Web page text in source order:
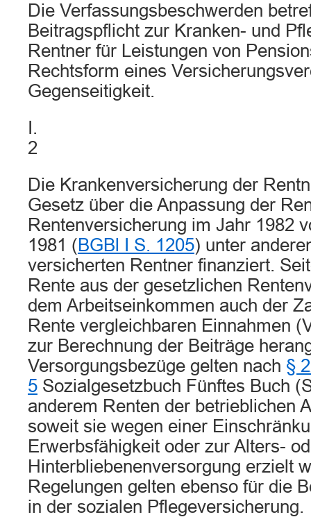
Die Verfassungsbeschwerden
Beitragspflicht zur Kranken- und
Rentner für Leistungen von
Rechtsform eines
Gegenseitigkeit.
I.
2
Die Krankenversicherung der
Gesetz über die Anpassung der
Rentenversicherung im Jahr 1982
1981 (BGBl I S. 1205) unter
versicherten Rentner finanziert.
Rente aus der gesetzlichen
dem Arbeitseinkommen auch der
Rente vergleichbaren Einnahmen
zur Berechnung der Beiträge
Versorgungsbezüge gelten nach §
5 Sozialgesetzbuch Fünftes Buch
anderem Renten der betrieblichen
soweit sie wegen einer
Erwerbsfähigkeit oder zur Alters-
Hinterbliebenenversorgung erzielt
Regelungen gelten ebenso für die
in der sozialen Pflegeversicherung.